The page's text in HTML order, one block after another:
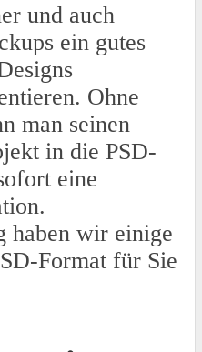
und auch
ein gutes
Ohne
man seinen
in die PSD-
eine
haben wir einige
Format für Sie